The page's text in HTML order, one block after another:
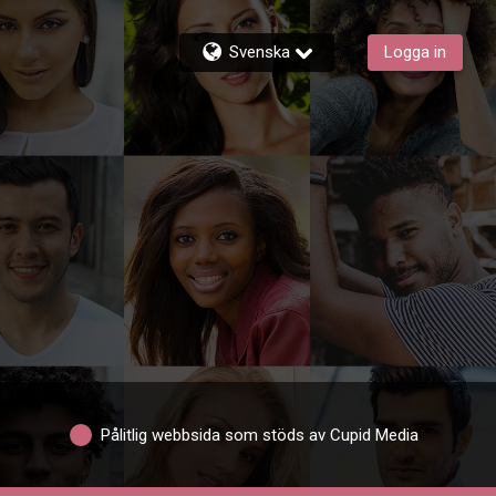
Svenska Logga in
Pålitlig webbsida som stöds av Cupid Media